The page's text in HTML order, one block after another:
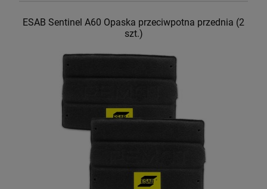
ESAB Sentinel A60 Opaska przeciwpotna przednia (2
szt.)